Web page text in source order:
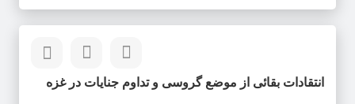
انتقادات بقائی از موضع گروسی و تداوم جنایات در غزه